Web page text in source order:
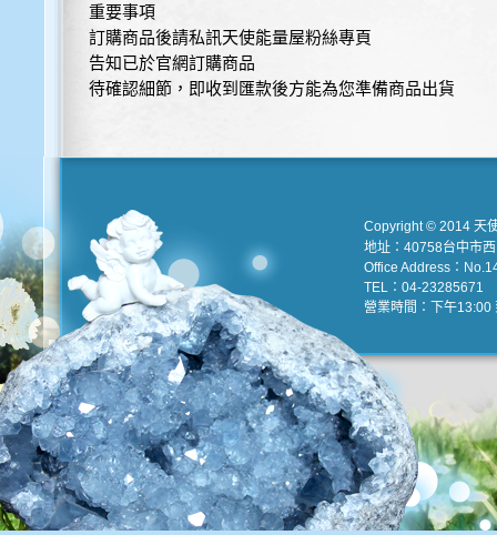
重要事項
訂購商品後請私訊天使能量屋粉絲專頁
告知已於官網訂購商品
待確認細節，即收到匯款後方能為您準備商品出貨
Copyright © 2014 天
地址：40758台中市
Office Address：
TEL：04-23285671
營業時間：下午13:00